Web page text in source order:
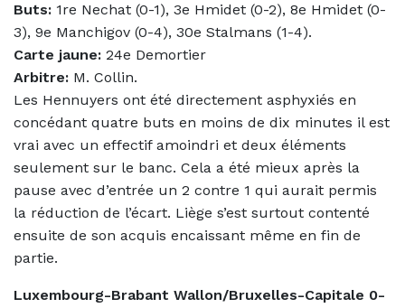
Buts: 1re Nechat (0-1), 3e Hmidet (0-2), 8e Hmidet (0-
3), 9e Manchigov (0-4), 30e Stalmans (1-4).
Carte jaune: 24e Demortier
Arbitre: M. Collin.
Les Hennuyers ont été directement asphyxiés en
concédant quatre buts en moins de dix minutes il est
vrai avec un effectif amoindri et deux éléments
seulement sur le banc. Cela a été mieux après la
pause avec d’entrée un 2 contre 1 qui aurait permis
la réduction de l’écart. Liège s’est surtout contenté
ensuite de son acquis encaissant même en fin de
partie.
Luxembourg-Brabant Wallon/Bruxelles-Capitale 0-